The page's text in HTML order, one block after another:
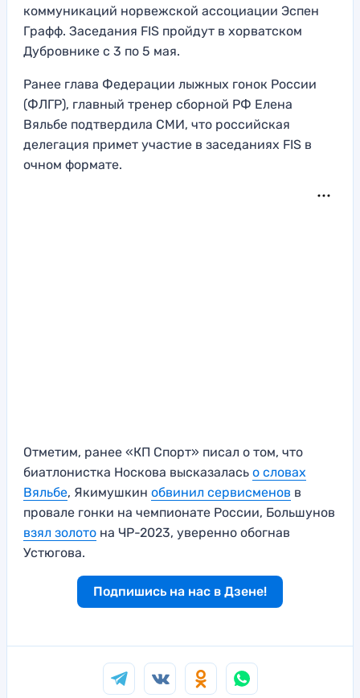
коммуникаций норвежской ассоциации Эспен
Графф. Заседания FIS пройдут в хорватском
Дубровнике с 3 по 5 мая.
Ранее глава Федерации лыжных гонок России
(ФЛГР), главный тренер сборной РФ Елена
Вяльбе подтвердила СМИ, что российская
делегация примет участие в заседаниях FIS в
очном формате.
Отметим, ранее «КП Спорт» писал о том, что
биатлонистка Носкова высказалась о словах
Вяльбе, Якимушкин обвинил сервисменов в
провале гонки на чемпионате России, Большунов
взял золото на ЧР-2023, уверенно обогнав
Устюгова.
Подпишись на нас в Дзене!